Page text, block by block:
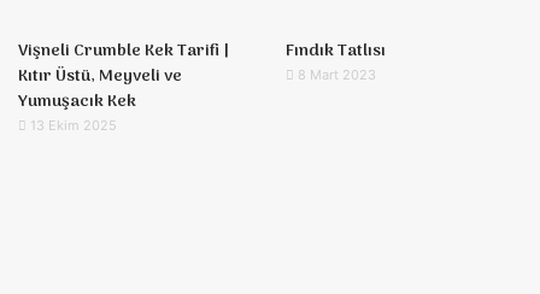
Vişneli Crumble Kek Tarifi |
Kıtır Üstü, Meyveli ve
Yumuşacık Kek
13 Ekim 2025
Fındık Tatlısı
8 Mart 2023